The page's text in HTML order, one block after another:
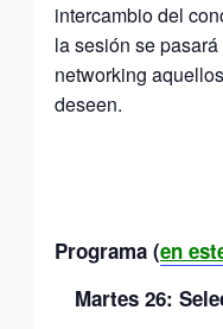
intercambio del
la sesión se
networking
deseen.
Programa (en
Martes 26: